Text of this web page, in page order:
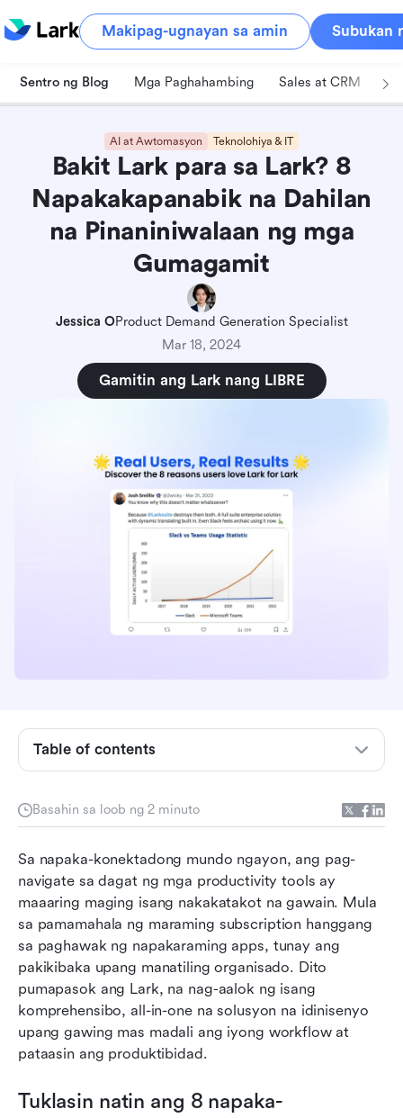
Makipag-ugnayan sa amin Subukan
Sentro ng Blog Mga Paghahambing Sales at CRM
AI at Awtomasyon Teknolohiya & IT
Bakit Lark para sa Lark? 8
Napakakapanabik na Dahilan
na Pinaniniwalaan ng mga
Gumagamit
Jessica OProduct Demand Generation Specialist
Mar 18, 2024
Gamitin ang Lark nang LIBRE
Basahin sa loob ng 2 minuto
Sa napaka-konektadong mundo ngayon, ang pag-
navigate sa dagat ng mga productivity tools ay
maaaring maging isang nakakatakot na gawain. Mula
sa pamamahala ng maraming subscription hanggang
sa paghawak ng napakaraming apps, tunay ang
pakikibaka upang manatiling organisado. Dito
pumapasok ang Lark, na nag-aalok ng isang
komprehensibo, all-in-one na solusyon na idinisenyo
upang gawing mas madali ang iyong workflow at
pataasin ang produktibidad.
Tuklasin natin ang 8 napaka-
Table of contents
2. Ginawa para sa mga pandaigdigang koponan
4. Mga Awtomasyon ng Daloy ng Trabaho
5. Patuloy na pag-upgrade ng produkto
6. Mga Integrasyon
7. Makapangyarihang paghahanap
8. Mahusay na suporta sa customer
Konklusyon